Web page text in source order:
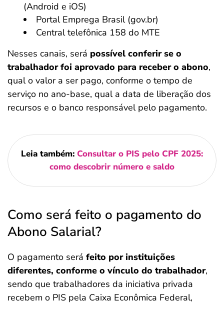
(Android e iOS)
Portal Emprega Brasil (gov.br)
Central telefônica 158 do MTE
Nesses canais, será possível conferir se o
trabalhador foi aprovado para receber o abono,
qual o valor a ser pago, conforme o tempo de
serviço no ano-base, qual a data de liberação dos
recursos e o banco responsável pelo pagamento.
Leia também: Consultar o PIS pelo CPF 2025:
como descobrir número e saldo
Como será feito o pagamento do
Abono Salarial?
O pagamento será feito por instituições
diferentes, conforme o vínculo do trabalhador,
sendo que trabalhadores da iniciativa privada
recebem o PIS pela Caixa Econômica Federal,